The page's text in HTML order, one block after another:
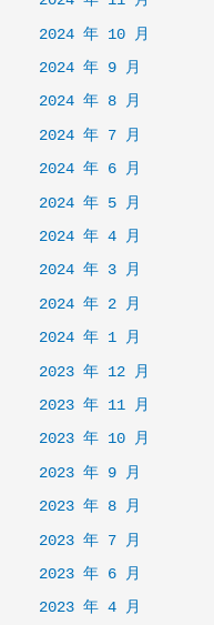
2024 年 10 月
2024 年 9 月
2024 年 8 月
2024 年 7 月
2024 年 6 月
2024 年 5 月
2024 年 4 月
2024 年 3 月
2024 年 2 月
2024 年 1 月
2023 年 12 月
2023 年 11 月
2023 年 10 月
2023 年 9 月
2023 年 8 月
2023 年 7 月
2023 年 6 月
2023 年 4 月